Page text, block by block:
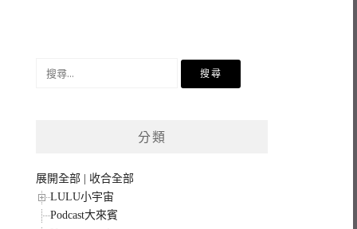
分類
展開全部
收合全部
LULU小宇宙
Podcast大來賓